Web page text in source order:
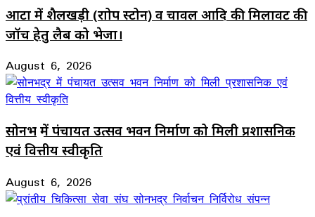
आटा में शैलखड़ी (राोप स्टोन) व चावल आदि की मिलावट की
जॉच हेतु लैब को भेजा।
August 6, 2026
सोनभद्र में पंचायत उत्सव भवन निर्माण को मिली प्रशासनिक
एवं वित्तीय स्वीकृति
August 6, 2026